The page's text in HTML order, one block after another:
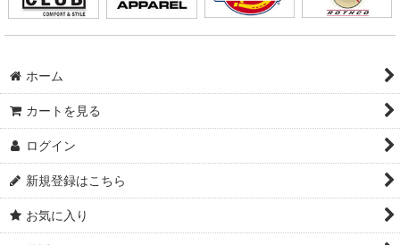
ホーム
カートを見る
ログイン
新規登録はこちら
お気に入り